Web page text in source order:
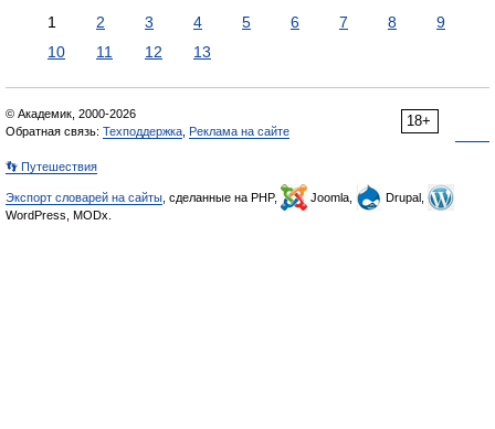
1 2 3 4 5 6 7 8
9
10
11 12 13
18+
© Академик, 2000-2026
Обратная связь: Техподдержка Реклама на сайте
👣 Путешествия
Экспорт словарей на сайты , сделанные на PHP, Joomla,
Drupal,
WordPress, MODx.